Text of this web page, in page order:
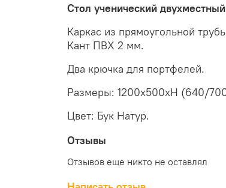
Стол ученический
Каркас из прямоугольной
Кант ПВХ 2 мм.
Два крючка для портфелей.
Размеры: 1200х500хH (640/
Цвет: Бук Натур.
Отзывы
Отзывов еще никто не оставлял